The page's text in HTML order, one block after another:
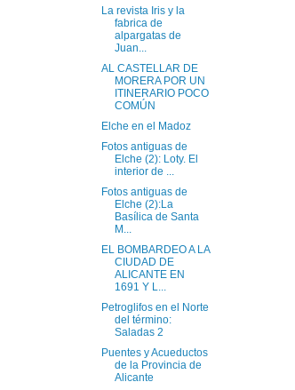
La revista Iris y la
fabrica de
alpargatas de
Juan...
AL CASTELLAR DE
MORERA POR UN
ITINERARIO POCO
COMÚN
Elche en el Madoz
Fotos antiguas de
Elche (2): Loty. El
interior de ...
Fotos antiguas de
Elche (2):La
Basílica de Santa
M...
EL BOMBARDEO A LA
CIUDAD DE
ALICANTE EN
1691 Y L...
Petroglifos en el Norte
del término:
Saladas 2
Puentes y Acueductos
de la Provincia de
Alicante